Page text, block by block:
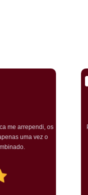
ótimo. Muito
O bolo rosa
a todos.